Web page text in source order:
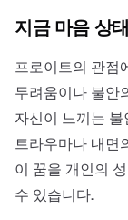
지금 마음 상
프로이트의 관점
두려움이나 불안
자신이 느끼는
트라우마나 내면
이 꿈을 개인의
수 있습니다.